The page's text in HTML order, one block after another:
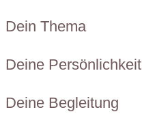
Dein Thema
Deine Persönlichkeit
Deine Begleitung